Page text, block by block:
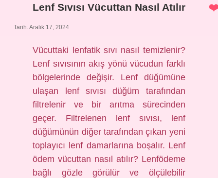
Lenf Sıvısı Vücuttan Nasıl Atılır
Tarih: Aralık 17, 2024
Vücuttaki lenfatik sıvı nasıl temizlenir?
Lenf sıvısının akış yönü vücudun farklı
bölgelerinde değişir. Lenf düğümüne
ulaşan lenf sıvısı düğüm tarafından
filtrelenir ve bir arıtma sürecinden
geçer. Filtrelenen lenf sıvısı, lenf
düğümünün diğer tarafından çıkan yeni
toplayıcı lenf damarlarına boşalır. Lenf
ödem vücuttan nasıl atılır? Lenfödeme
bağlı gözle görülür ve ölçülebilir